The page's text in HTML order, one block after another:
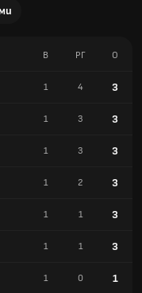
В РГ О
1 4 3
1 3 3
1 3 3
1 2 3
1 1 3
1 1 3
1 0 1